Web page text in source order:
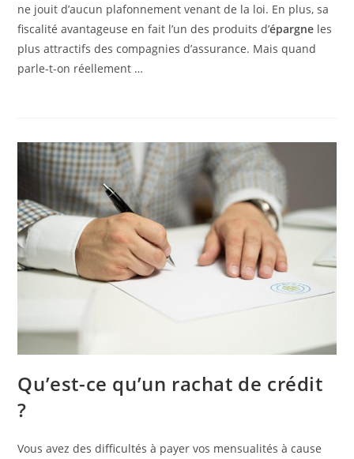
ne jouit d’aucun plafonnement venant de la loi. En plus, sa
fiscalité avantageuse en fait l’un des produits d’épargne les
plus attractifs des compagnies d’assurance. Mais quand
parle-t-on réellement …
Qu’est-ce qu’un rachat de crédit
?
Vous avez des difficultés à payer vos mensualités à cause